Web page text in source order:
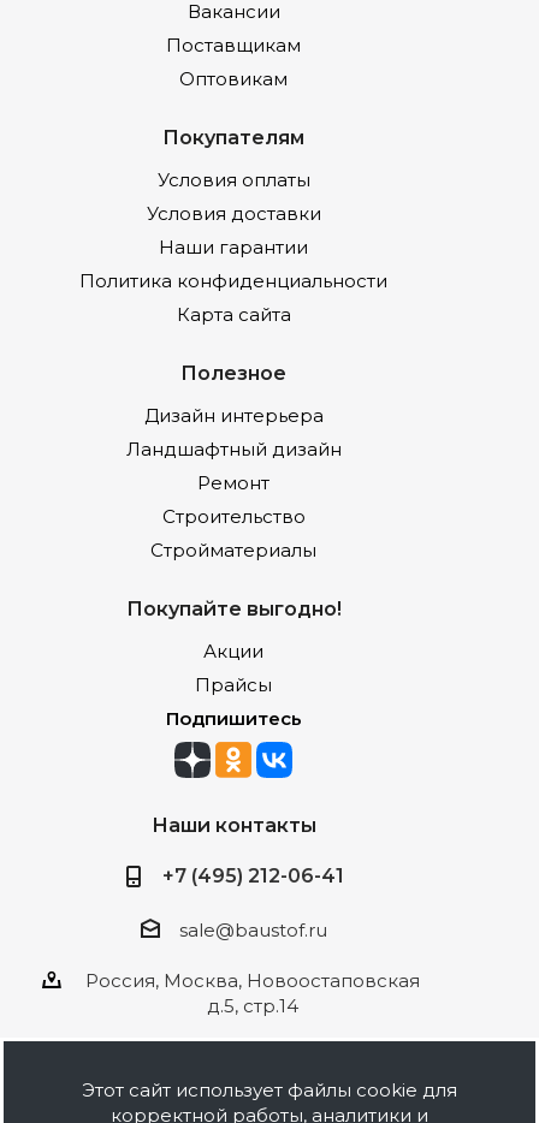
Вакансии
Поставщикам
Оптовикам
Покупателям
Условия оплаты
Условия доставки
Наши гарантии
Политика конфиденциальности
Карта сайта
Полезное
Дизайн интерьера
Ландшафтный дизайн
Ремонт
Строительство
Стройматериалы
Покупайте выгодно!
Акции
Прайсы
Подпишитесь
Наши контакты
+7 (495) 212-06-41
sale@baustof.ru
Россия, Москва, Новоостаповская
д.5, стр.14
Этот сайт использует файлы cookie для
корректной работы, аналитики и